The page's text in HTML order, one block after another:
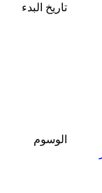
تاريخ البدء
الوسوم